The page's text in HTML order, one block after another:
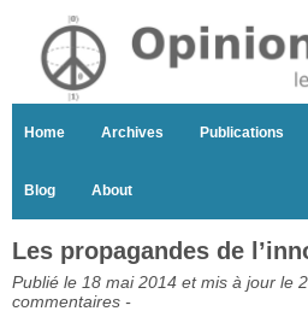
Home Archives Publications
Blog About
Les propagandes de
Publié le 18 mai 2014 et mis à jour le
commentaires -